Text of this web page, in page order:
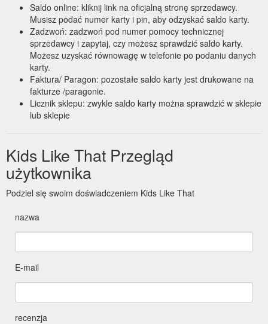
Saldo online: kliknij link na oficjalną stronę sprzedawcy.
Musisz podać numer karty i pin, aby odzyskać saldo karty.
Zadzwoń: zadzwoń pod numer pomocy technicznej
sprzedawcy i zapytaj, czy możesz sprawdzić saldo karty.
Możesz uzyskać równowagę w telefonie po podaniu danych
karty.
Faktura/ Paragon: pozostałe saldo karty jest drukowane na
fakturze /paragonie.
Licznik sklepu: zwykle saldo karty można sprawdzić w sklepie
lub sklepie
Kids Like That Przegląd
użytkownika
Podziel się swoim doświadczeniem Kids Like That
nazwa
E-mail
recenzja